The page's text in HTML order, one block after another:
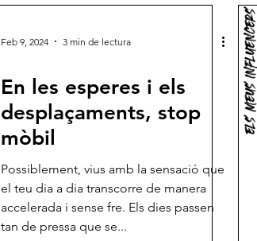
Feb 9, 2024 3 min de lectura
En les esperes i els
desplaçaments, stop
mòbil
Possiblement, vius amb la sensació que
el teu dia a dia transcorre de manera
accelerada i sense fre. Els dies passen
tan de pressa que se...